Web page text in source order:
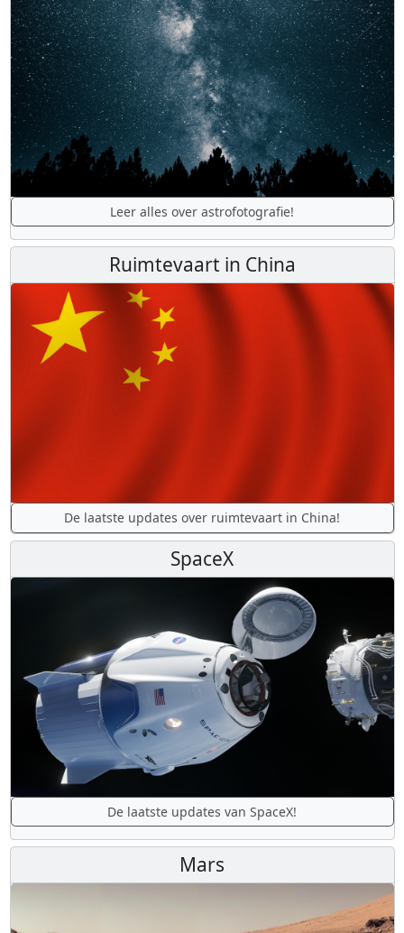
Leer alles over astrofotografie!
Ruimtevaart in China
De laatste updates over ruimtevaart in China!
SpaceX
De laatste updates van SpaceX!
Mars